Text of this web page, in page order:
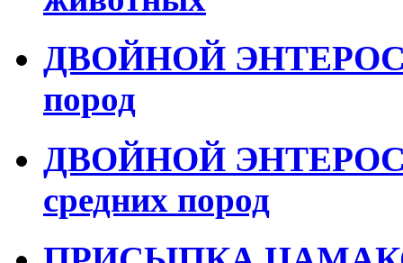
ДВОЙНОЙ
пород
ДВОЙНОЙ
средних пород